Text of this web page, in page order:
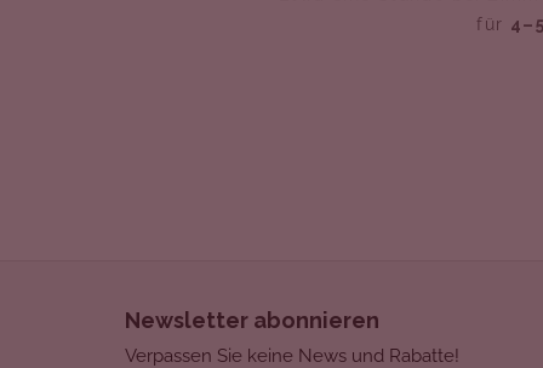
für
Newsletter abonnieren
Verpassen Sie keine News und Rabatte!